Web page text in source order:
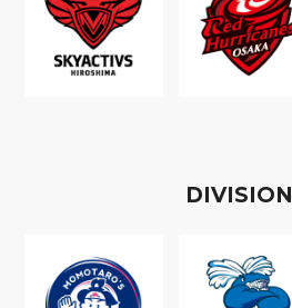
DIVISION